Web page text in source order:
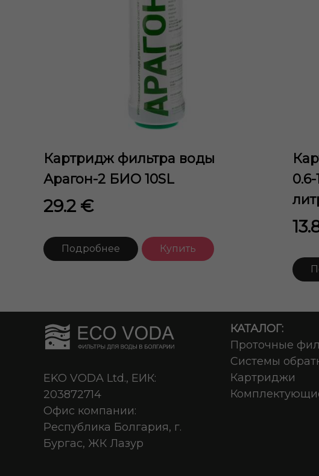
Картридж фильтра воды
Арагон-2 БИО 10SL
29.2 €
Подробнее Купить
EKO VODA Ltd., ЕИК:
203872714
Офис компании:
Республика Болгария, г.
Бургас, ЖК Лазур
КАТАЛОГ:
Проточные
Системы
Картриджи